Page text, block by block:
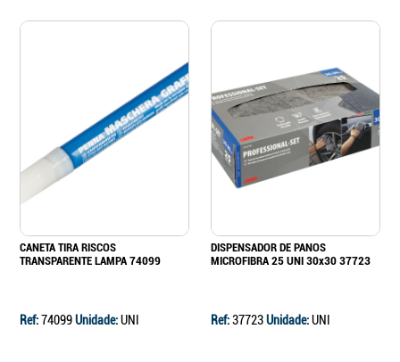
CANETA TIRA RISCOS
TRANSPARENTE LAMPA 74099
Ref:74099Unidade:UNI
DISPENSADOR DE PANOS
MICROFIBRA 25 UNI 30x30 37723
Ref:37723Unidade:UNI